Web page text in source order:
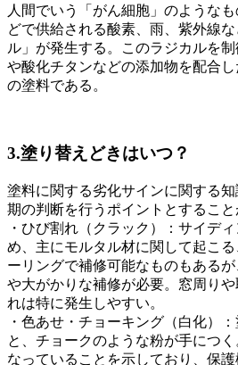
人間でいう「がん細胞」のような
どで供給される酸素、雨、紫外線
ル」が発生する。このラジカルを
や酸化チタンなどの添加物を配合
の塗料である。
3.塗り替えどきはいつ？
塗料に関する劣化サインに関する
期の判断を行うポイントとすること
・ひび割れ（クラック）：サイデ
め、主にモルタル材に関して起こ
ーリングで補修可能なものもある
や大がかりな補修が必要。窓周り
れは特に発生しやすい。
・色あせ・チョーキング（白化）
と、チョークのような粉が手につ
なっていることを示しており、保